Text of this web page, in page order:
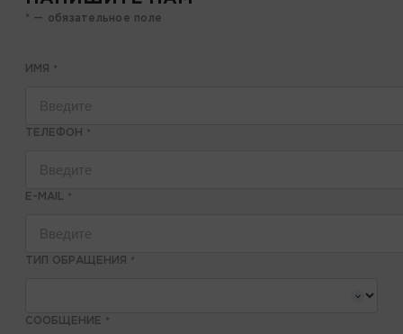
* — обязательное поле
ИМЯ *
ТЕЛЕФОН *
E-MAIL *
ТИП ОБРАЩЕНИЯ *
СООБЩЕНИЕ *